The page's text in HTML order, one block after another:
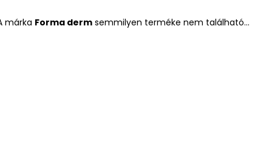
márka Forma derm semmilyen terméke nem található...